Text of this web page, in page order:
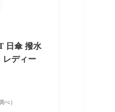
日傘 撥水
レディー
べ）